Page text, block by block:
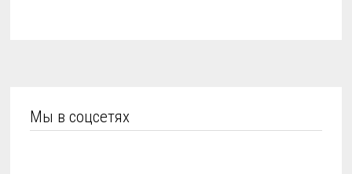
Мы в соцсетях